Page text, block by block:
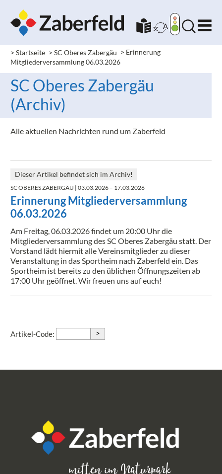
> Startseite > SC Oberes Zabergäu > Erinnerung
Mitgliederversammlung 06.03.2026
SC Oberes Zabergäu
(Archiv)
Alle aktuellen Nachrichten rund um Zaberfeld
Dieser Artikel befindet sich im Archiv!
SC OBERES ZABERGÄU | 03.03.2026 – 17.03.2026
Erinnerung Mitgliederversammlung
06.03.2026
Am Freitag, 06.03.2026 findet um 20:00 Uhr die
Mitgliederversammlung des SC Oberes Zabergäu statt. Der
Vorstand lädt hiermit alle Vereinsmitglieder zu dieser
Veranstaltung in das Sportheim nach Zaberfeld ein. Das
Sportheim ist bereits zu den üblichen Öffnungszeiten ab
17:00 Uhr geöffnet. Wir freuen uns auf euch!
Artikel-Code: >